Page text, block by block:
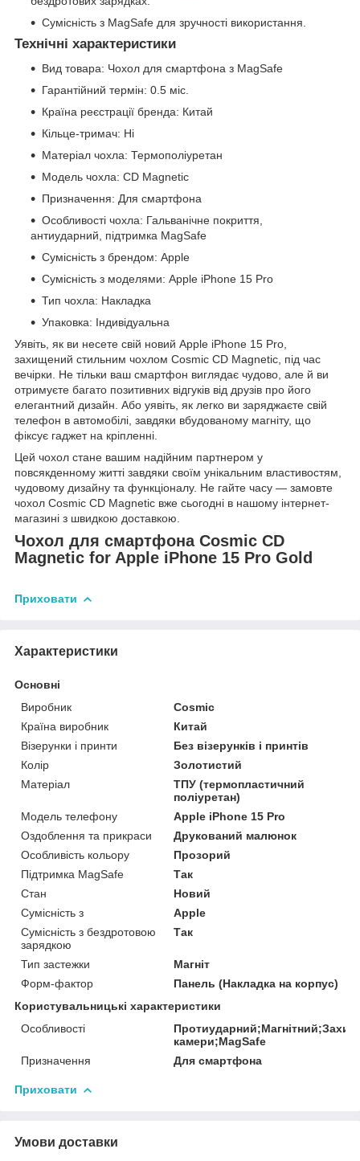
Сумісність з MagSafe для зручності використання.
Технічні характеристики
Вид товара: Чохол для смартфона з MagSafe
Гарантійний термін: 0.5 міс.
Країна реєстрації бренда: Китай
Кільце-тримач: Ні
Матеріал чохла: Термополіуретан
Модель чохла: CD Magnetic
Призначення: Для смартфона
Особливості чохла: Гальванічне покриття,
антиударний, підтримка MagSafe
Сумісність з брендом: Apple
Сумісність з моделями: Apple iPhone 15 Pro
Тип чохла: Накладка
Упаковка: Індивідуальна
Уявіть, як ви несете свій новий Apple iPhone 15 Pro,
захищений стильним чохлом Cosmic CD Magnetic, під час
вечірки. Не тільки ваш смартфон виглядає чудово, але й ви
отримуєте багато позитивних відгуків від друзів про його
елегантний дизайн. Або уявіть, як легко ви заряджаєте свій
телефон в автомобілі, завдяки вбудованому магніту, що
фіксує гаджет на кріпленні.
Цей чохол стане вашим надійним партнером у
повсякденному житті завдяки своїм унікальним властивостям,
чудовому дизайну та функціоналу. Не гайте часу — замовте
чохол Cosmic CD Magnetic вже сьогодні в нашому інтернет-
магазині з швидкою доставкою.
Чохол для смартфона Cosmic CD
Magnetic for Apple iPhone 15 Pro Gold
Приховати
Характеристики
Основні
Виробник
Cosmic
Країна виробник
Китай
Візерунки і принти
Без візерунків і принтів
Колір
Золотистий
Матеріал
ТПУ (термопластичний
поліуретан)
Модель телефону
Apple iPhone 15 Pro
Оздоблення та прикраси
Друкований малюнок
Особливість кольору
Прозорий
Підтримка MagSafe
Так
Стан
Новий
Сумісність з
Apple
Сумісність з бездротовою
зарядкою
Так
Тип застежки
Магніт
Форм-фактор
Панель (Накладка на корпус)
Користувальницькі характеристики
Особливості
камери;MagSafe
Призначення
Для смартфона
Приховати
Умови доставки